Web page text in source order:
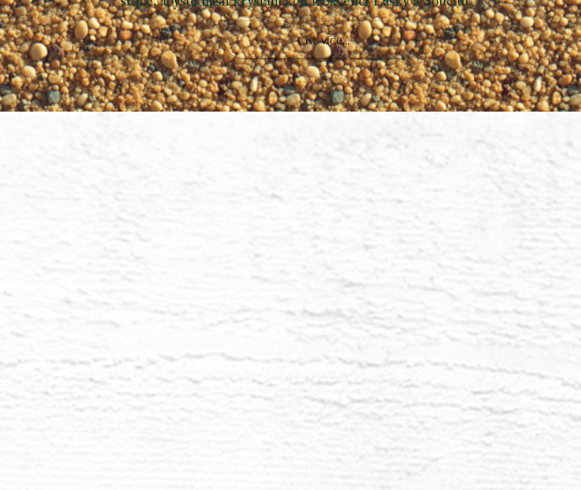
Být rodičem křišťálového dítěte
jejich světlo, jejich přítomnost, jejich potenciál? Tuto kartu jste
obdrželi, protože jste připraveni napojit se na tuto vyšší vibraci,
abyste podpořili tyto krystalické bytosti.
Představte si, že jste na pláži v Lemurii a nabíjíte krystaly
dítě Nové Země, nositele krystalické frekvence.